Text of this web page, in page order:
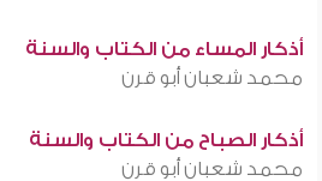
أذكار المساء من الكتاب والسنة
محمد شعبان أبو قرن
أذكار الصباح من الكتاب والسنة
محمد شعبان أبو قرن